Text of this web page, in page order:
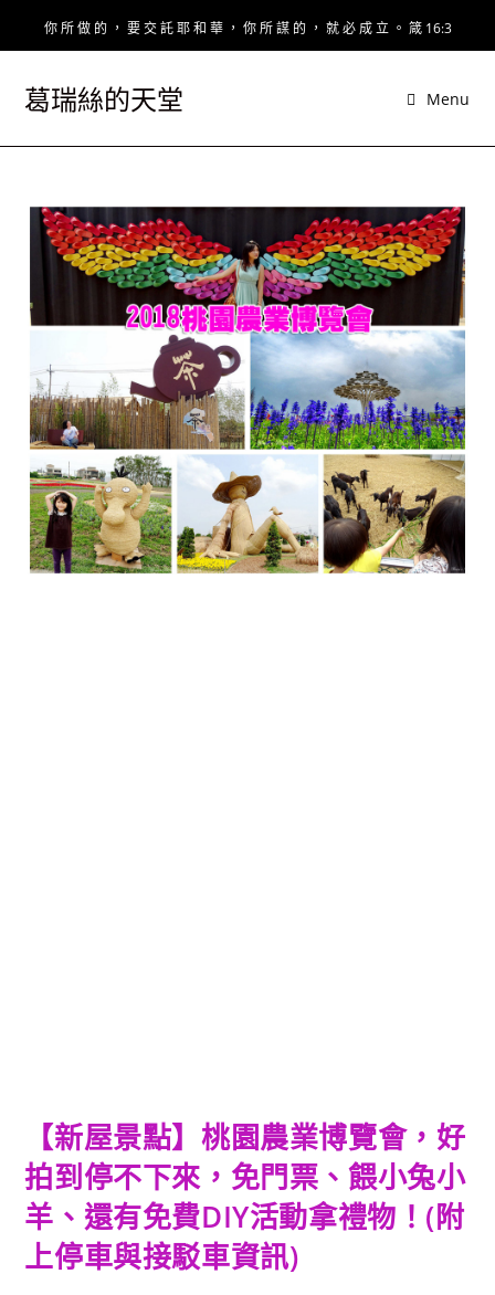
你 所 做 的 ， 要 交 託 耶 和 華 ， 你 所 謀 的 ， 就 必 成 立 。 箴 16:3
葛瑞絲的天堂 Menu
【新屋景點】桃園農業博覽會，好
拍到停不下來，免門票、餵小兔小
羊、還有免費DIY活動拿禮物！(附
上停車與接駁車資訊)